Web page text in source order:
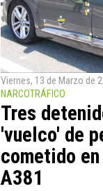
Viernes, 13 de Marzo de
NARCOTRÁFICO
Tres
'vuelco' de
cometido
A381